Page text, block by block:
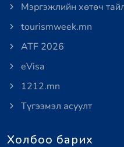
Мэргэжлийн хөтөч
tourismweek.mn
ATF 2026
eVisa
1212.mn
Түгээмэл асуулт
Холбоо барих